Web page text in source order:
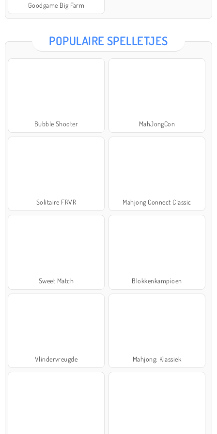
Goodgame Big Farm
POPULAIRE SPELLETJES
Bubble Shooter MahJongCon
Solitaire FRVR Mahjong Connect Classic
Sweet Match Blokkenkampioen
Vlindervreugde Mahjong: Klassiek